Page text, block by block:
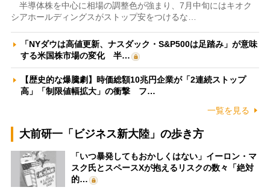
半導体株を中心に相場の調整色が強まり、7月中旬にはキオク
シアホールディングスがストップ安をつけるな…
「NYダウは高値更新、ナスダック・S&P500は足踏み」が意味
する米国株市場の変化 半…
【歴史的な爆騰劇】時価総額10兆円企業が「2連続ストップ
高」「制限値幅拡大」の衝撃 フ…
一覧を見る
大前研一「ビジネス新大陸」の歩き方
「いつ暴発してもおかしくはない」イーロン・マ
スク氏とスペースXが抱えるリスクの数々「絶対
的…